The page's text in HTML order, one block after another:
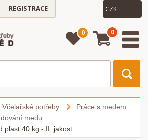
REGISTRACE
0 0
Včelařské potřeby
Práce s medem
medu
plast 40 kg - II. jakost